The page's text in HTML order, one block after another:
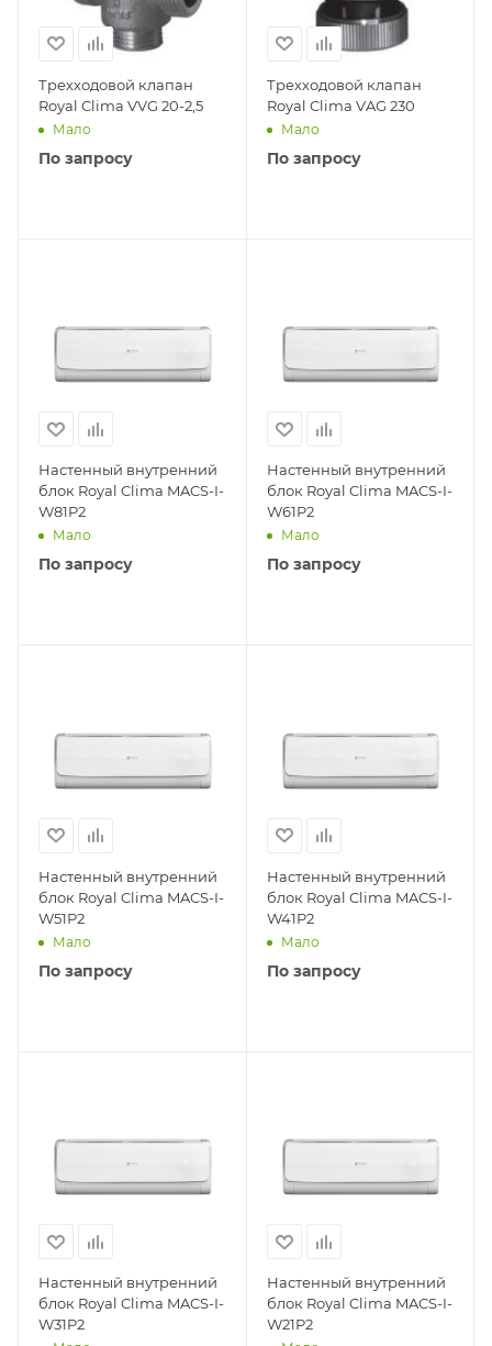
Трехходовой клапан
Royal Clima VVG 20-2,5
Мало
По запросу
Трехходовой клапан
Royal Clima VAG 230
Мало
По запросу
Настенный внутренний
блок Royal Clima MACS-I-
W81P2
Мало
По запросу
Настенный внутренний
блок Royal Clima MACS-I-
W61P2
Мало
По запросу
Настенный внутренний
блок Royal Clima MACS-I-
W51P2
Мало
По запросу
Настенный внутренний
блок Royal Clima MACS-I-
W41P2
Мало
По запросу
Настенный внутренний
блок Royal Clima MACS-I-
W31P2
Настенный внутренний
блок Royal Clima MACS-I-
W21P2